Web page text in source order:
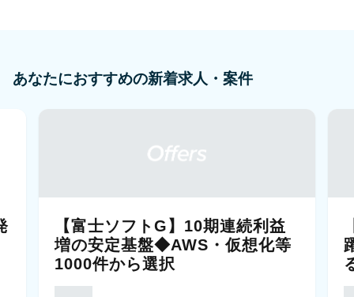
あなたにおすすめの新着求人・案件
【富士ソフトG】10期連続利益
増の安定基盤◆AWS・仮想化等
1000件から選択